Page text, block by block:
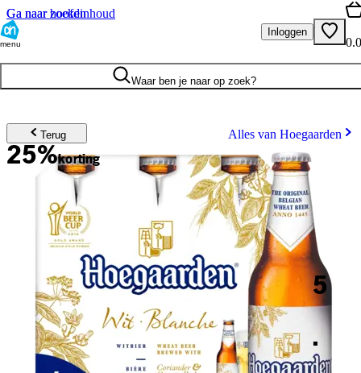
Ga naar hoofdinhoud
Ga naar zoeken
menu
Inloggen
Waar ben je naar op zoek?
Terug Alles van Hoegaarden
25%korting
5
.